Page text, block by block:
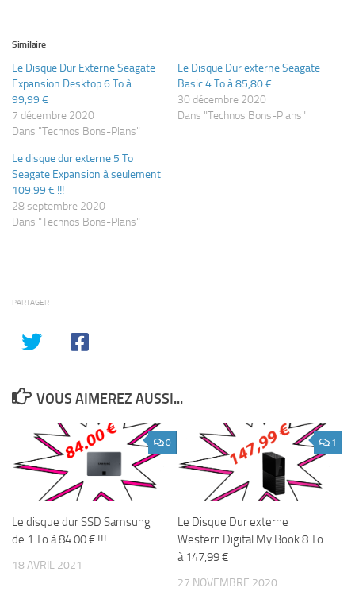
Similaire
Le Disque Dur Externe Seagate
Expansion Desktop 6 To à
99,99 €
7 décembre 2020
Dans "Technos Bons-Plans"
Le Disque Dur externe Seagate
Basic 4 To à 85,80 €
30 décembre 2020
Dans "Technos Bons-Plans"
Le disque dur externe 5 To
Seagate Expansion à seulement
109.99 € !!!
28 septembre 2020
Dans "Technos Bons-Plans"
PARTAGER
VOUS AIMEREZ AUSSI...
0
Le disque dur SSD Samsung
de 1 To à 84.00 € !!!
18 AVRIL 2021
1
Le Disque Dur externe
Western Digital My Book 8 To
à 147,99 €
27 NOVEMBRE 2020